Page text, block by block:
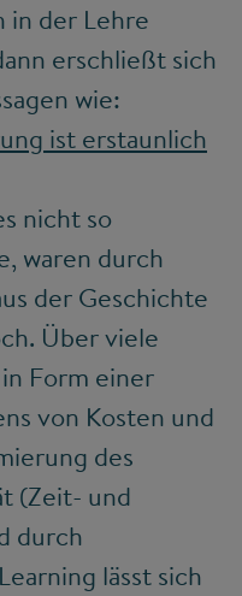
in der Lehre
erschließt sich
wie:
ist erstaunlich
nicht so
waren durch
der Geschichte
Über viele
Form einer
von Kosten und
des
(Zeit- und
durch
lässt sich